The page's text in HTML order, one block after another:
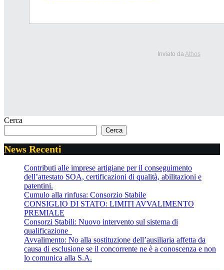
Inviato daAthos
Cerca
Cerca
News Recenti
Contributi alle imprese artigiane per il conseguimento
dell’attestato SOA, certificazioni di qualità, abilitazioni e
patentini.
Cumulo alla rinfusa: Consorzio Stabile
CONSIGLIO DI STATO: LIMITI AVVALIMENTO
PREMIALE
Consorzi Stabili: Nuovo intervento sul sistema di
qualificazione
Avvalimento: No alla sostituzione dell’ausiliaria affetta da
causa di esclusione se il concorrente ne è a conoscenza e non
lo comunica alla S.A.